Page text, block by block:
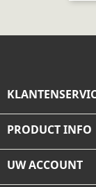
PRODUCT INFO
UW ACCOUNT